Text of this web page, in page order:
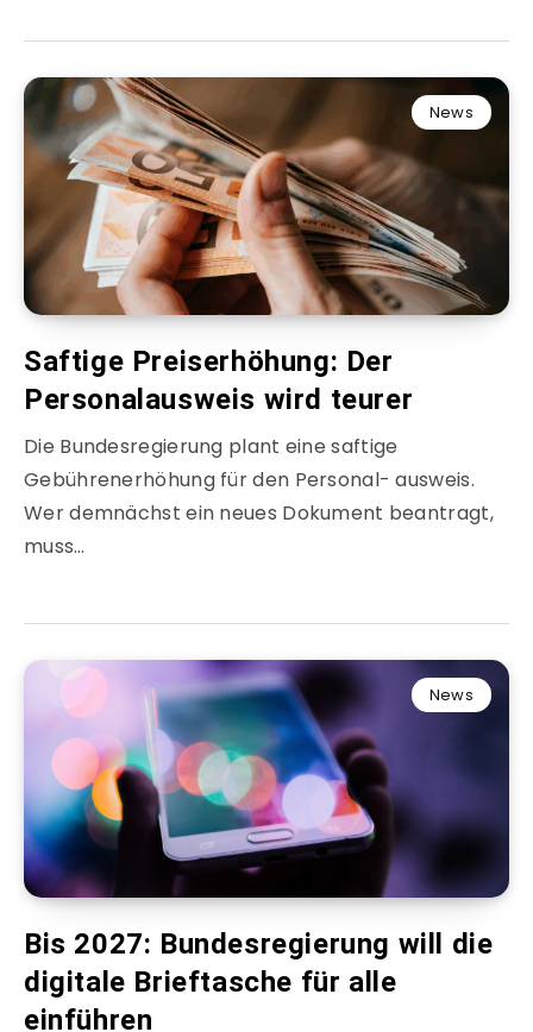
News
Saftige Preiserhöhung: Der
Personalausweis wird teurer
Die Bundesregierung plant eine saftige
Gebührenerhöhung für den Personal- ausweis.
Wer demnächst ein neues Dokument beantragt,
muss…
News
Bis 2027: Bundesregierung will die
digitale Brieftasche für alle
einführen